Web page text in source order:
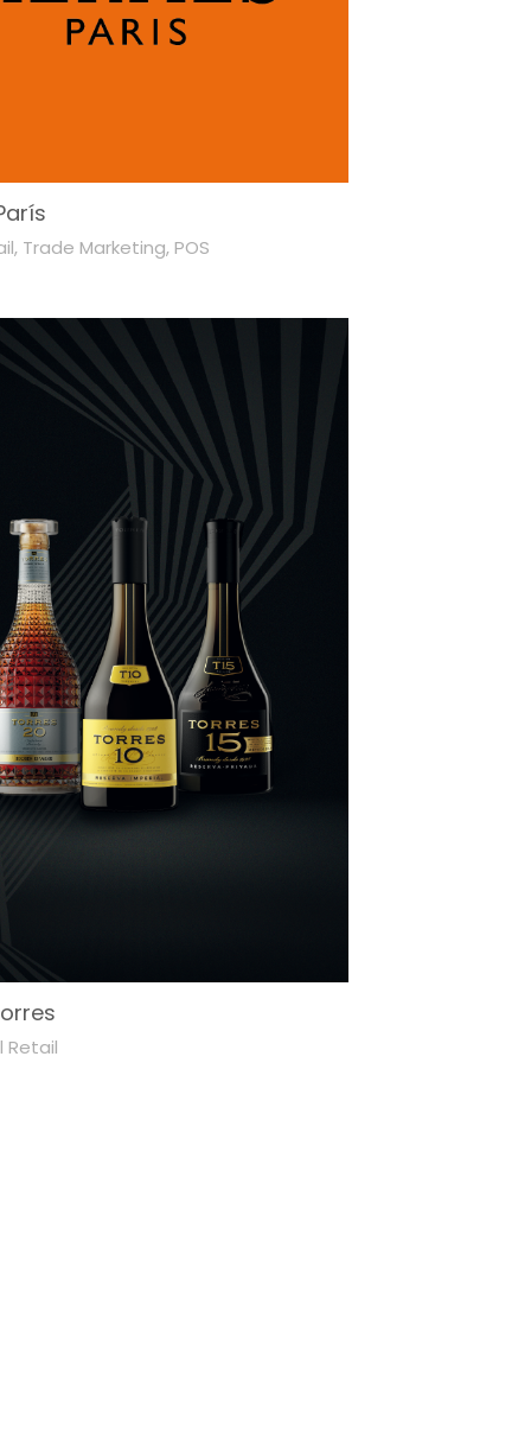
, Trade Marketing, POS
Retail